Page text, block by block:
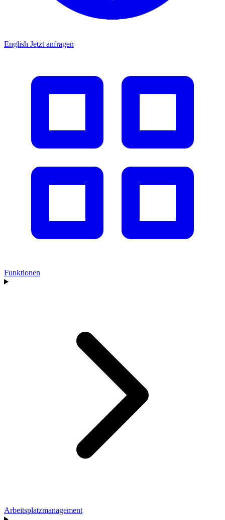
English Jetzt anfragen
Funktionen
Arbeitsplatzmanagement